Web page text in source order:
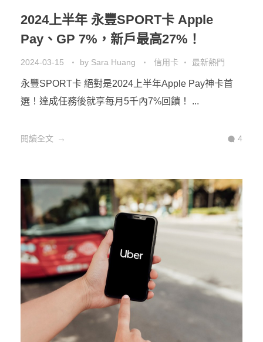
2024上半年 永豐SPORT卡 Apple
Pay、GP 7%，新戶最高27%！
2024-03-15 by Sara Huang 信用卡 最新熱門
永豐SPORT卡 絕對是2024上半年Apple Pay神卡首
選！達成任務後就享每月5千內7%回饋！ ...
閱讀全文 4